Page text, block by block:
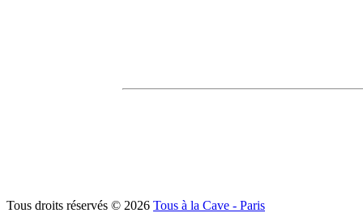
Tous droits réservés © 2026 Tous à la Cave - Paris